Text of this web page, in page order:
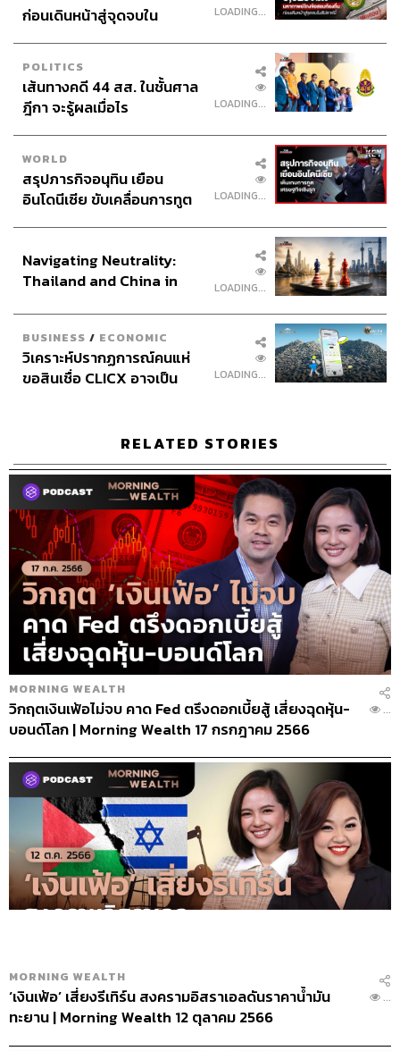
ก่อนเดินหน้าสู่จุดจบใน
LOADING...
POLITICS
เส้นทางคดี 44 สส. ในชั้นศาล
ฎีกา จะรู้ผลเมื่อไร
LOADING...
WORLD
สรุปภารกิจอนุทิน เยือน
อินโดนีเซีย ขับเคลื่อนการทูต
อินโดนีเซีย
LOADING...
Navigating Neutrality:
Thailand and China in
Order
LOADING...
BUSINESS / ECONOMIC
วิเคราะห์ปรากฏการณ์คนแห่
ขอสินเชื่อ CLICX อาจเป็น
LOADING...
RELATED STORIES
MORNING WEALTH
วิกฤตเงินเฟ้อไม่จบ คาด Fed ตรึงดอกเบี้ยสู้ เสี่ยงฉุดหุ้น-
บอนด์โลก | Morning Wealth 17 กรกฎาคม 2566
...
MORNING WEALTH
‘เงินเฟ้อ’ เสี่ยงรีเทิร์น สงครามอิสราเอลดันราคาน้ำมัน
ทะยาน | Morning Wealth 12 ตุลาคม 2566
...